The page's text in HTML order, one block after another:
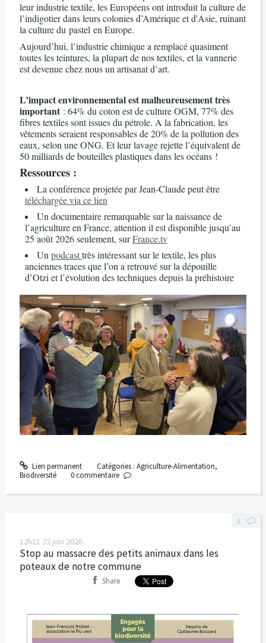
leur industrie textile, les Européens ont introduit la culture de
l’indigotier dans leurs colonies d’Amérique et d'Asie, ruinant
la culture du pastel en Europe.
Aujourd’hui, l’industrie chimique a remplacé quasiment
toutes les teintures, la plupart de nos textiles, et la vannerie
est devenue chez nous un artisanat d’art.
L’impact environnemental est malheureusement très
important : 64% du coton est de culture OGM, 77% des
fibres textiles sont issues du pétrole. A la fabrication, les
vêtements seraient responsables de 20% de la pollution des
eaux, selon une ONG. Et leur lavage rejette l’équivalent de
50 milliards de bouteilles plastiques dans les océans !
Ressources :
La conférence projetée par Jean-Claude peut être
téléchargée via ce lien
Un documentaire remarquable sur la naissance de
l’agriculture en France, attention il est disponible jusqu’au
25 août 2026 seulement, surFrance.tv
Unpodcasttrès intéressant sur le textile, les plus
anciennes traces que l’on a retrouvé sur la dépouille
d’Otzi et l’évolution des techniques depuis la préhistoire
Lien permanent Catégories : Agriculture-Alimentation,
Biodiversité
0commentaire
12h11 22 juin 2026
Stop au massacre des petits animaux dans les
poteaux de notre commune
Share
1